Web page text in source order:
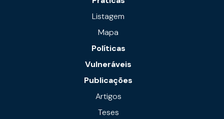
Listagem
Mapa
Políticas
Vulneráveis
Publicações
Artigos
Teses